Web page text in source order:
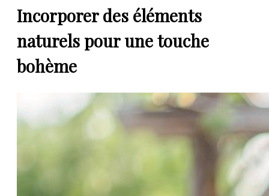
Incorporer des éléments
naturels pour une touche
bohème